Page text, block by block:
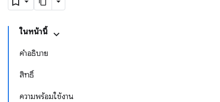
ในหน้านี้
คำอธิบาย
สิทธิ์
ความพร้อมใช้งาน